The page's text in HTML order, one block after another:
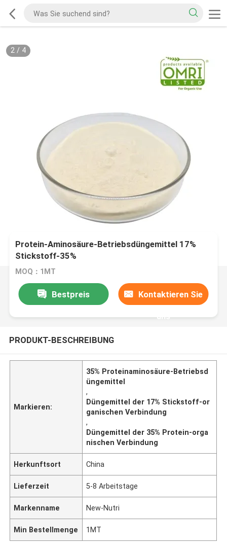
2/ 4
Protein-Aminosäure-Betriebsdüngemittel 17%
Stickstoff-35%
MOQ：1MT
Bestpreis Kontaktieren Sie
uns
PRODUKT-BESCHREIBUNG
Markieren:
35% Proteinaminosäure-Betriebsd
üngemittel
,
Düngemittel der 17% Stickstoff-or
ganischen Verbindung
,
Düngemittel der 35% Protein-orga
nischen Verbindung
Herkunftsort China
Lieferzeit 5-8 Arbeitstage
Markenname New-Nutri
Min Bestellmenge 1MT